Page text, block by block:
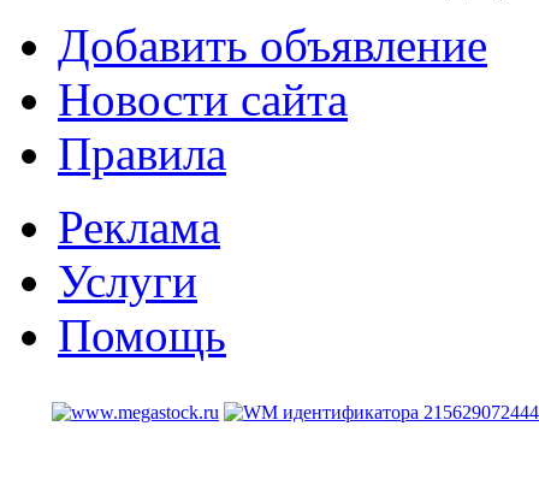
Добавить объявление
Новости сайта
Правила
Реклама
Услуги
Помощь